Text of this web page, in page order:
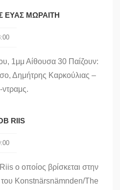
ΕΥΑΣ ΜΩΡΑΙΤΗ
1μμ Αίθουσα 30 Παίζουν:
Δημήτρης Καρκούλιας –
ντραμς.
RIIS
ο οποίος βρίσκεται στην
Konstnärsnämnden/The